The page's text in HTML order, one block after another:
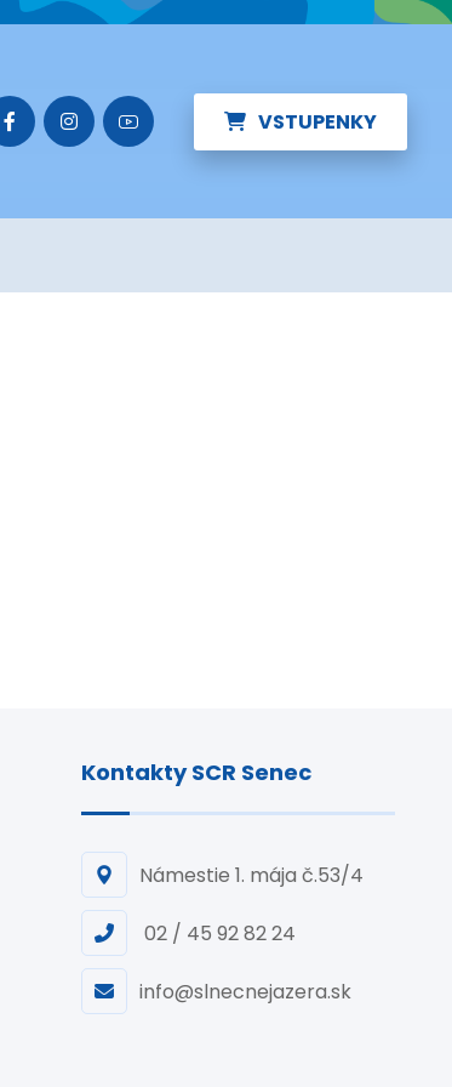
VSTUPENKY
Kontakty SCR Senec
Námestie 1. mája č.53/4
02 / 45 92 82 24
info@slnecnejazera.sk